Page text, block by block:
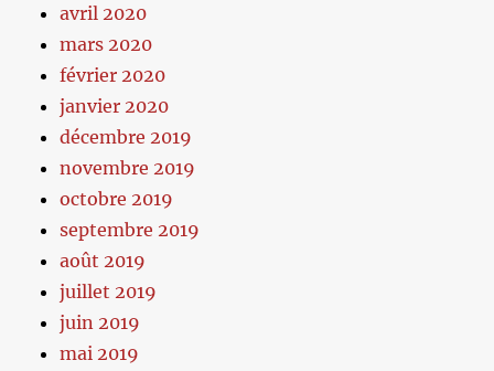
avril 2020
mars 2020
février 2020
janvier 2020
décembre 2019
novembre 2019
octobre 2019
septembre 2019
août 2019
juillet 2019
juin 2019
mai 2019